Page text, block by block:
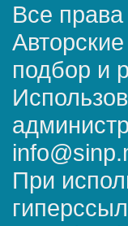
Все
подбор и
При